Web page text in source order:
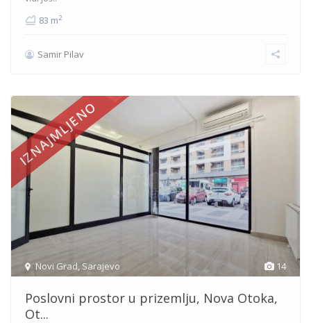
83 m2
Samir Pilav
14
Novi Grad, Sarajevo
IZNAJMLJENO
Poslovni prostor u prizemlju, Nova Otoka,
Ot...